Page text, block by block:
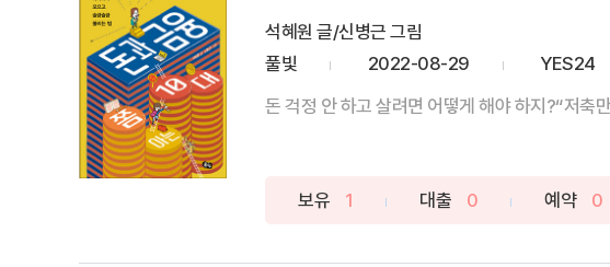
석혜원 글/신병근 그림
풀빛
2022-08-29
YES24
돈 걱정 안 하고 살려면 어떻게 해야 하지?“저축
보유 1 대출 0 예약 0